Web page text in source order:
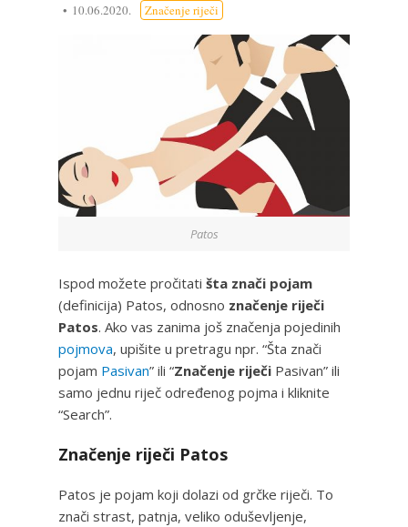
10.06.2020. Značenje riječi
Patos
Ispod možete pročitati šta znači pojam
(definicija) Patos, odnosno značenje riječi
Patos. Ako vas zanima još značenja pojedinih
pojmova, upišite u pretragu npr. “Šta znači
pojam Pasivan” ili “Značenje riječi Pasivan” ili
samo jednu riječ određenog pojma i kliknite
“Search”.
Značenje riječi Patos
Patos je pojam koji dolazi od grčke riječi. To
znači strast, patnja, veliko oduševljenje,